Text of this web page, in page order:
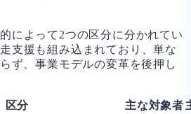
によって2つの区分に分かれてい
支援も組み込まれており、単な
ず、事業モデルの変革を後押し
区分 主な対象者